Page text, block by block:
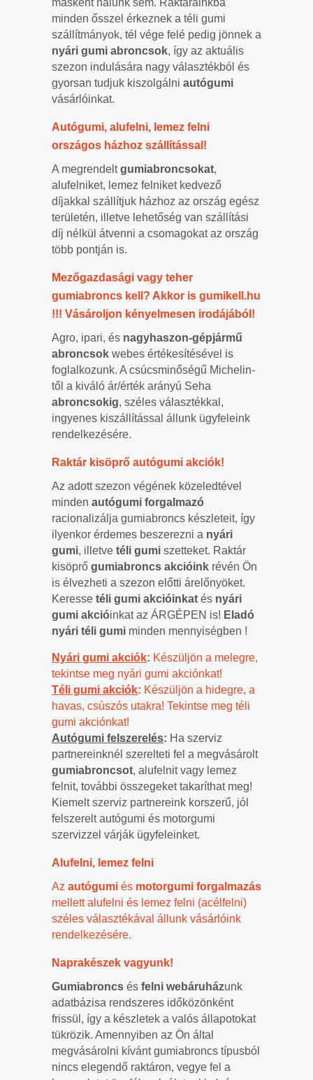
másként nálunk sem. Raktárainkba
minden ősszel érkeznek a téli gumi
szállítmányok, tél vége felé pedig jönnek a
nyári gumi abroncsok, így az aktuális
szezon indulására nagy választékból és
gyorsan tudjuk kiszolgálni autógumi
vásárlóinkat.
Autógumi, alufelni, lemez felni
országos házhoz szállítással!
A megrendeltgumiabroncsokat,
alufelniket, lemez felniket kedvező
díjakkal szállítjuk házhoz az ország egész
területén, illetve lehetőség van szállítási
díj nélkül átvenni a csomagokat az ország
több pontján is.
Mezőgazdasági vagy teher
gumiabroncs kell? Akkor is gumikell.hu
!!! Vásároljon kényelmesen irodájából!
Agro, ipari, és nagyhaszon-gépjármű
abroncsok webes értékesítésével is
foglalkozunk. A csúcsminőségű Michelin-
től a kiváló ár/érték arányú Seha
abroncsokig, széles választékkal,
ingyenes kiszállítással állunk ügyfeleink
rendelkezésére.
Raktár kisöprő autógumi akciók!
Az adott szezon végének közeledtével
minden autógumi forgalmazó
racionalizálja gumiabroncs készleteit, így
ilyenkor érdemes beszerezni a nyári
gumi, illetve téli gumi szetteket. Raktár
kisöprő gumiabroncs akcióink révén Ön
is élvezheti a szezon előtti árelőnyöket.
Keresse téli gumi akcióinkat és nyári
gumi akcióinkat az ÁRGÉPEN is! Eladó
nyári téli gumi minden mennyiségben !
Nyári gumi akciók: Készüljön a melegre,
tekintse meg nyári gumi akciónkat!
Téli gumi akciók: Készüljön a hidegre, a
havas, csúszós utakra! Tekintse meg téli
gumi akciónkat!
Autógumi felszerelés: Ha szerviz
partnereinknél szerelteti fel a megvásárolt
gumiabroncsot, alufelnit vagy lemez
felnit, további összegeket takaríthat meg!
Kiemelt szerviz partnereink korszerű, jól
felszerelt autógumi és motorgumi
szervizzel várják ügyfeleinket.
Alufelni, lemez felni
Az autógumi és motorgumi forgalmazás
mellett alufelni és lemez felni (acélfelni)
széles választékával állunk vásárlóink
rendelkezésére.
Naprakészek vagyunk!
Gumiabroncs és felni webáruházunk
adatbázisa rendszeres időközönként
frissül, így a készletek a valós állapotokat
tükrözik. Amennyiben az Ön által
megvásárolni kívánt gumiabroncs típusból
nincs elegendő raktáron, vegye fel a